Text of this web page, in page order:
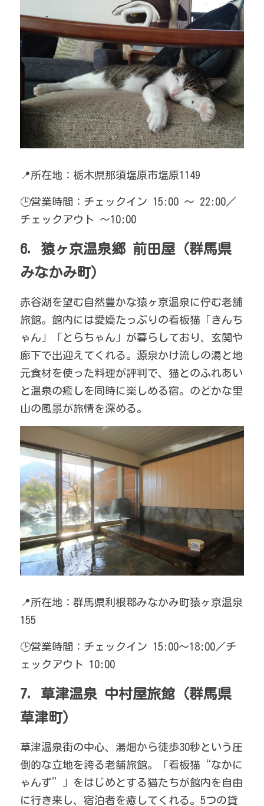
📍所在地：栃木県那須塩原市塩原1149
🕒営業時間：チェックイン 15:00 ～ 22:00／
チェックアウト 〜10:00
6. 猿ヶ京温泉郷 前田屋（群馬県
みなかみ町）
赤谷湖を望む自然豊かな猿ヶ京温泉に佇む老舗
旅館。館内には愛嬌たっぷりの看板猫「きんち
ゃん」「とらちゃん」が暮らしており、玄関や
廊下で出迎えてくれる。源泉かけ流しの湯と地
元食材を使った料理が評判で、猫とのふれあい
と温泉の癒しを同時に楽しめる宿。のどかな里
山の風景が旅情を深める。
📍所在地：群馬県利根郡みなかみ町猿ヶ京温泉
155
🕒営業時間：チェックイン 15:00〜18:00／チ
ェックアウト 10:00
7. 草津温泉 中村屋旅館（群馬県
草津町）
草津温泉街の中心、湯畑から徒歩30秒という圧
倒的な立地を誇る老舗旅館。「看板猫“なかに
ゃんず”」をはじめとする猫たちが館内を自由
に行き来し、宿泊者を癒してくれる。5つの貸